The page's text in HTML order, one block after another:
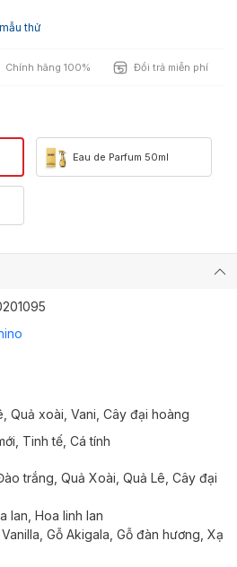
thử
Chính hãng 100% Đổi trả miễn phí
Eau de Parfum 50ml
Quả xoài, Vani, Cây đại hoàng
Tinh tế, Cá tính
trắng, Quả Xoài, Quả Lê, Cây đại
lan, Hoa linh lan
Gỗ Akigala, Gỗ đàn hương, Xạ